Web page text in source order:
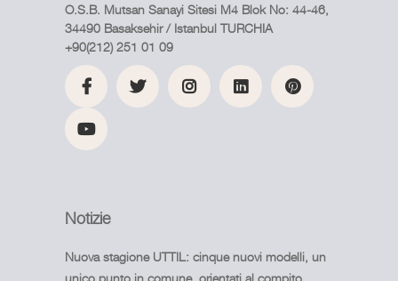
O.S.B. Mutsan Sanayi Sitesi M4 Blok No: 44-46,
34490 Basaksehir / Istanbul TURCHIA
+90(212) 251 01 09
Notizie
Nuova stagione UTTIL: cinque nuovi modelli, un
unico punto in comune, orientati al compito.